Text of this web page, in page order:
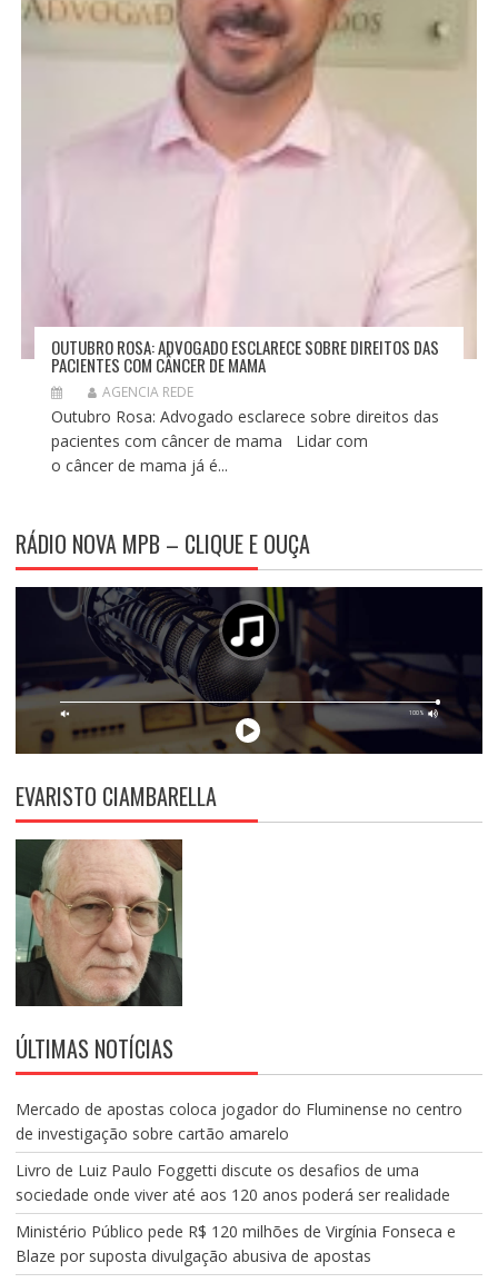
OUTUBRO ROSA: ADVOGADO ESCLARECE SOBRE DIREITOS DAS
PACIENTES COM CÂNCER DE MAMA
AGENCIA REDE
Outubro Rosa: Advogado esclarece sobre direitos das
pacientes com câncer de mama Lidar com
o câncer de mama já é...
RÁDIO NOVA MPB – CLIQUE E OUÇA
EVARISTO CIAMBARELLA
ÚLTIMAS NOTÍCIAS
Mercado de apostas coloca jogador do Fluminense no centro
de investigação sobre cartão amarelo
Livro de Luiz Paulo Foggetti discute os desafios de uma
sociedade onde viver até aos 120 anos poderá ser realidade
Ministério Público pede R$ 120 milhões de Virgínia Fonseca e
Blaze por suposta divulgação abusiva de apostas